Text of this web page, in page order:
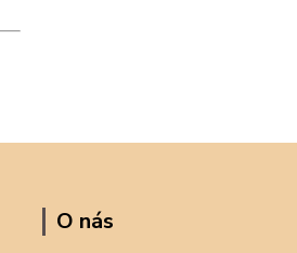
O nás